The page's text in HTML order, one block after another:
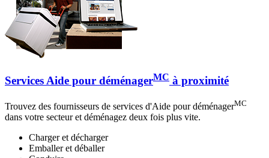
Services Aide pour déménagerMC à proximité
Trouvez des fournisseurs de services d'Aide pour déménagerMC
dans votre secteur et déménagez deux fois plus vite.
Charger et décharger
Emballer et déballer